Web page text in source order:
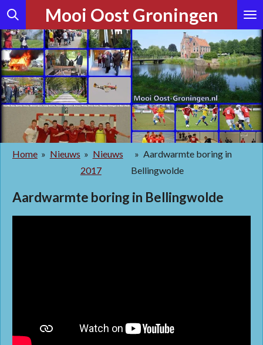
Ga
direct
naar
de
hoofdinhoud
Mooi Oost Groningen
Home » Nieuws » Nieuws
2017
» Aardwarmte boring in
Bellingwolde
Aardwarmte boring in Bellingwolde